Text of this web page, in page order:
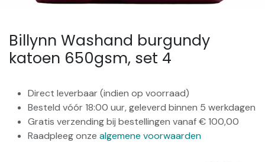
Billynn Washand burgundy
katoen 650gsm, set 4
Direct leverbaar (indien op voorraad)
Besteld vóór 18:00 uur, geleverd binnen 5 werkdagen
Gratis verzending bij bestellingen vanaf € 100,00
Raadpleeg onze algemene voorwaarden